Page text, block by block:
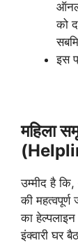
को
इस
महिला
उम्मीद है कि,
की महत्वपूर्ण
का
इंक्वारी घर